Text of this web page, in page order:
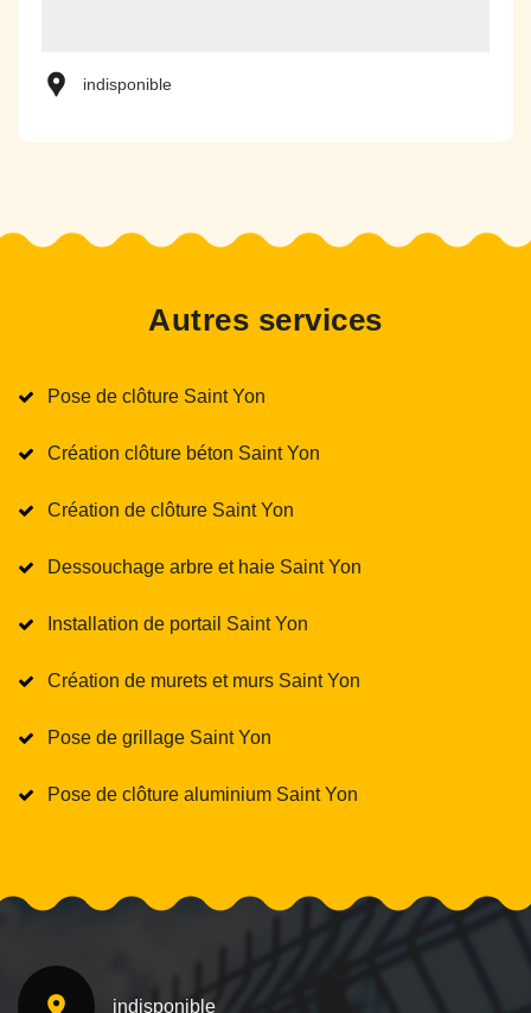
indisponible
Autres services
Pose de clôture Saint Yon
Création clôture béton Saint Yon
Création de clôture Saint Yon
Dessouchage arbre et haie Saint Yon
Installation de portail Saint Yon
Création de murets et murs Saint Yon
Pose de grillage Saint Yon
Pose de clôture aluminium Saint Yon
indisponible